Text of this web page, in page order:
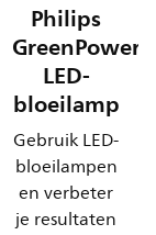
Philips
GreenPower
LED-
bloeilamp
Gebruik LED-
bloeilampen
en verbeter
je resultaten